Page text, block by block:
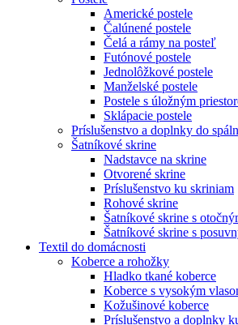
Americké postele
Čalúnené postele
Čelá a rámy na posteľ
Futónové postele
Jednolôžkové postele
Manželské postele
Postele s úložným
Sklápacie postele
Príslušenstvo a doplnky do
Šatníkové skrine
Nadstavce na skrine
Otvorené skrine
Príslušenstvo ku skriniam
Rohové skrine
Šatníkové skrine s
Šatníkové skrine s
Textil do domácnosti
Koberce a rohožky
Hladko tkané koberce
Koberce s vysokým
Kožušinové koberce
Príslušenstvo a doplnky